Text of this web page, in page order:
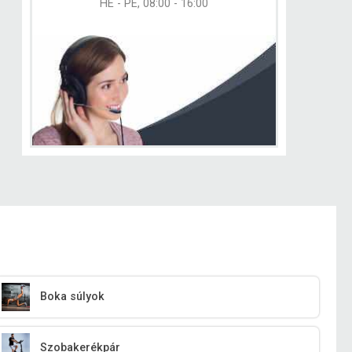
HÉ - PÉ, 08:00 - 16:00
Boka súlyok
Szobakerékpár